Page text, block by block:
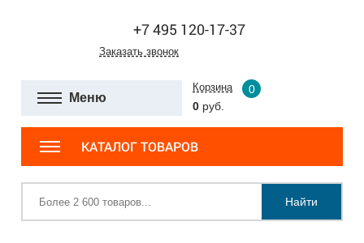
+7 495 120-17-37
Заказать звонок
Меню
Корзина
0
0 руб.
КАТАЛОГ ТОВАРОВ
Найти